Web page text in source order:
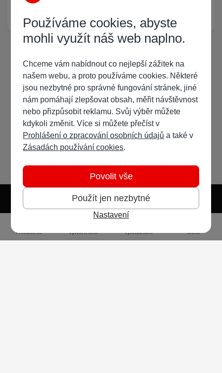
Žádný registrovaný uživatel si neprohlíží tuto stránku
Světlý režim Předvolba systému
Přihlásit se Vytvořit účet Vyhledávání Menu
Používáme cookies, abyste
mohli využít náš web naplno.
Chceme vám nabídnout co nejlepší zážitek na
našem webu, a proto používáme cookies. Některé
jsou nezbytné pro správné fungování stránek, jiné
nám pomáhají zlepšovat obsah, měřit návštěvnost
nebo přizpůsobit reklamu. Svůj výběr můžete
kdykoli změnit. Více si můžete přečíst v
Prohlášení o zpracování osobních údajů a také v
Zásadách používání cookies.
Použít jen nezbytné
Povolit vše
Nastavení